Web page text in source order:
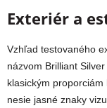
Exteriér a
Vzhľad testovaného
názvom Brilliant
klasickým
nesie jasné znaky